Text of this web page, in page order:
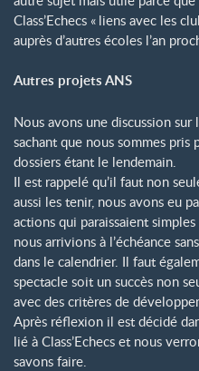
Class’Echecs « liens avec les
auprès d’autres écoles l’an
Autres projets ANS
Nous avons une discussion sur
sachant que nous sommes pris
dossiers étant le lendemain.
Il est rappelé qu’il faut non
aussi les tenir, nous avons eu
actions qui paraissaient
nous arrivions à l’échéance
dans le calendrier. Il faut
spectacle soit un succès non
avec des critères de
Après réflexion il est décidé
lié à Class’Echecs et nous
savons faire.